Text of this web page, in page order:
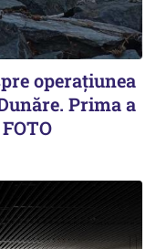
operațiunea
Prima a